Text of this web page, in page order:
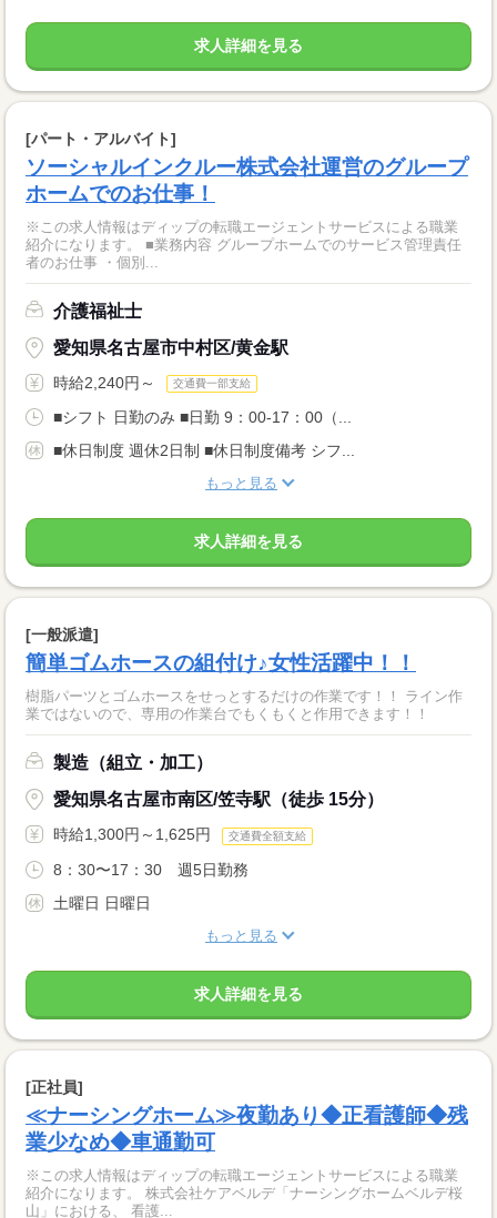
求人詳細を見る
[パート・アルバイト]
ソーシャルインクルー株式会社運営のグループ
ホームでのお仕事！
※この求人情報はディップの転職エージェントサービスによる職業
紹介になります。 ■業務内容 グループホームでのサービス管理責任
者のお仕事 ・個別...
介護福祉士
愛知県名古屋市中村区/黄金駅
時給2,240円～ 交通費一部支給
■シフト 日勤のみ ■日勤 9：00-17：00（...
■休日制度 週休2日制 ■休日制度備考 シフ...
もっと見る
求人詳細を見る
[一般派遣]
簡単ゴムホースの組付け♪女性活躍中！！
樹脂パーツとゴムホースをせっとするだけの作業です！！ ライン作
業ではないので、専用の作業台でもくもくと作用できます！！
製造（組立・加工）
愛知県名古屋市南区/笠寺駅（徒歩 15分）
時給1,300円～1,625円 交通費全額支給
8：30〜17：30 週5日勤務
土曜日 日曜日
もっと見る
求人詳細を見る
[正社員]
≪ナーシングホーム≫夜勤あり◆正看護師◆残
業少なめ◆車通勤可
※この求人情報はディップの転職エージェントサービスによる職業
紹介になります。 株式会社ケアベルデ「ナーシングホームベルデ桜
山」における、 看護...